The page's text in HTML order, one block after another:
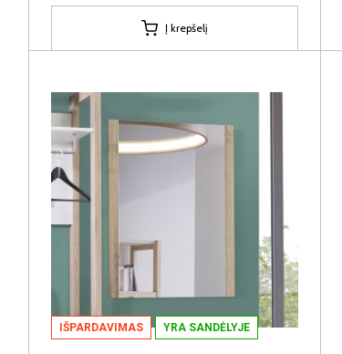
Į krepšelį
IŠPARDAVIMAS YRA SANDĖLYJE